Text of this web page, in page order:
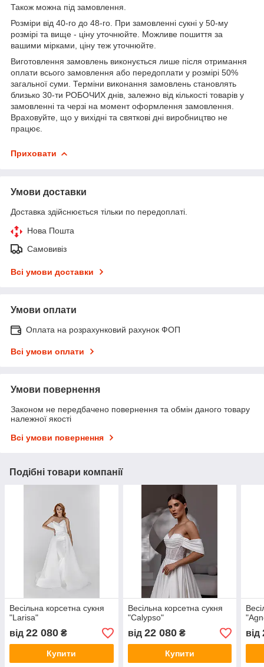
Також можна під замовлення.
Розміри від 40-го до 48-го. При замовленні сукні у 50-му
розмірі та вище - ціну уточнюйте. Можливе пошиття за
вашими мірками, ціну теж уточнюйте.
Виготовлення замовлень виконується лише після отримання
оплати всього замовлення або передоплати у розмірі 50%
загальної суми. Терміни виконання замовлень становлять
близько 30-ти РОБОЧИХ днів, залежно від кількості товарів у
замовленні та черзі на момент оформлення замовлення.
Враховуйте, що у вихідні та святкові дні виробництво не
працює.
Приховати
Умови доставки
Доставка здійснюється тільки по передоплаті.
Нова Пошта
Самовивіз
Всі умови доставки
Умови оплати
Оплата на розрахунковий рахунок ФОП
Всі умови оплати
Умови повернення
Законом не передбачено повернення та обмін даного товару
належної якості
Всі умови повернення
Подібні товари компанії
Весільна корсетна сукня
"Larisa"
від 22 080 ₴
Купити
Весільна корсетна сукня
"Calypso"
від 22 080₴
Купити
від